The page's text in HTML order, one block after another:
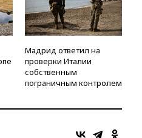
Мадрид ответил на
проверки Италии
собственным
пограничным контролем